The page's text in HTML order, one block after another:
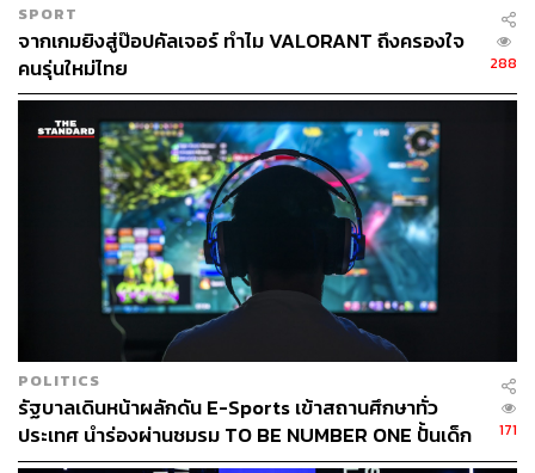
SPORT
จากเกมยิงสู่ป๊อปคัลเจอร์ ทำไม VALORANT ถึงครองใจ
คนรุ่นใหม่ไทย
288
POLITICS
รัฐบาลเดินหน้าผลักดัน E-Sports เข้าสถานศึกษาทั่ว
ประเทศ นำร่องผ่านชมรม TO BE NUMBER ONE ปั้นเด็ก
ไทยสู่สนามแข่งระดับโลก
171